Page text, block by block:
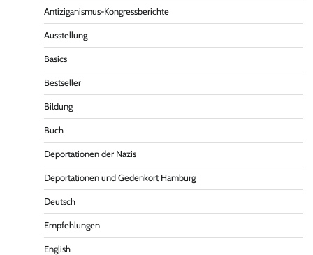
Antiziganismus-Kongressberichte
Ausstellung
Basics
Bestseller
Bildung
Buch
Deportationen der Nazis
Deportationen und Gedenkort Hamburg
Deutsch
Empfehlungen
English